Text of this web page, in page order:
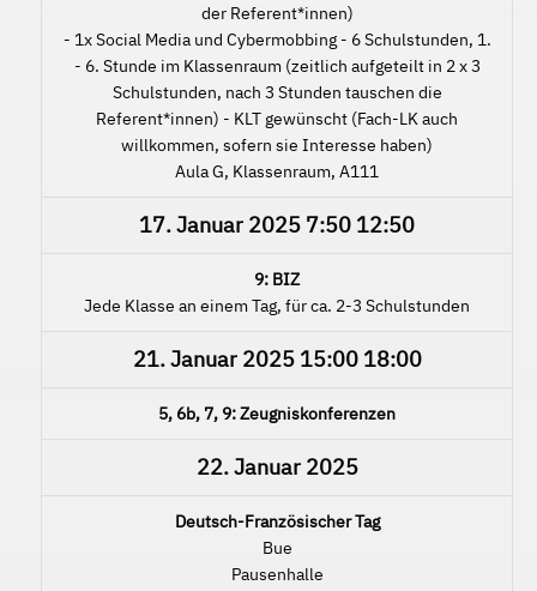
der Referent*innen)
- 1x Social Media und Cybermobbing - 6 Schulstunden, 1.
- 6. Stunde im Klassenraum (zeitlich aufgeteilt in 2 x 3
Schulstunden, nach 3 Stunden tauschen die
Referent*innen) - KLT gewünscht (Fach-LK auch
willkommen, sofern sie Interesse haben)
Aula G, Klassenraum, A111
17. Januar 2025 7:50 12:50
9: BIZ
Jede Klasse an einem Tag, für ca. 2-3 Schulstunden
21. Januar 202515:00 18:00
5, 6b, 7, 9: Zeugniskonferenzen
22. Januar 2025
Deutsch-Französischer Tag
Bue
Pausenhalle